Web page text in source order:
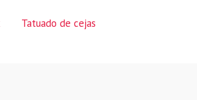
Tatuado de cejas